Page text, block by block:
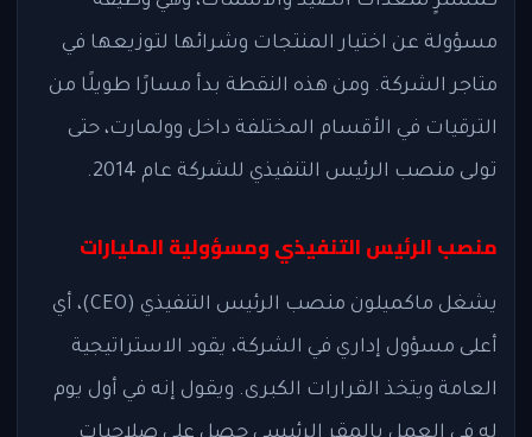
مسؤولة عن اختيار المنتجات وشرائها لتوزيعها في
متاجر الشركة. ومن هذه النقطة بدأ مسارًا طويلًا من
الترقيات في الأقسام المختلفة داخل وولمارت، حتى
تولى منصب الرئيس التنفيذي للشركة عام 2014.
منصب الرئيس التنفيذي ومسؤولية المليارات
يشغل ماكميلون منصب الرئيس التنفيذي (CEO)، أي
أعلى مسؤول إداري في الشركة، يقود الاستراتيجية
العامة ويتخذ القرارات الكبرى. ويقول إنه في أول يوم